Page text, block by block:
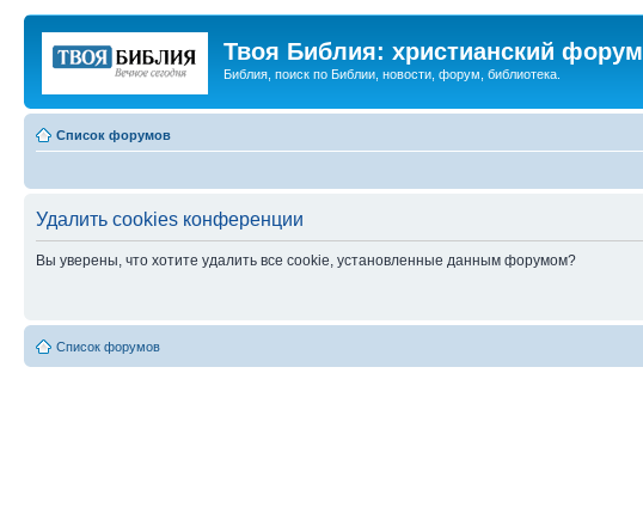
Твоя Библия: христианский форум
Библия, поиск по Библии, новости, форум, библиотека.
Список форумов
Удалить cookies конференции
Вы уверены, что хотите удалить все cookie, установленные данным форумом?
Список форумов